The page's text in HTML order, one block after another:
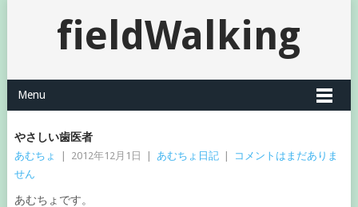
fieldWalking
Menu
やさしい歯医者
あむちょ 2012年12月1日 あむちょ日記
コメントはまだありま
せん
あむちょです。